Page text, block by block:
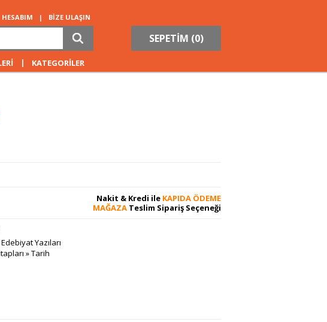
HESABIM | BİZE ULAŞIN
SEPETİM (0)
| KATEGORİLER
Nakit & Kredi ile KAPIDA ÖDEME
MAĞAZA Teslim Sipariş Seçeneği
Edebiyat Yazıları
»Tarih